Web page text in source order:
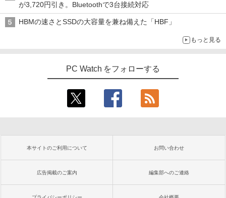
が3,720円引き。Bluetoothで3台接続対応
HBMの速さとSSDの大容量を兼ね備えた「HBF」
もっと見る
PC Watch をフォローする
本サイトのご利用について お問い合わせ
広告掲載のご案内 編集部へのご連絡